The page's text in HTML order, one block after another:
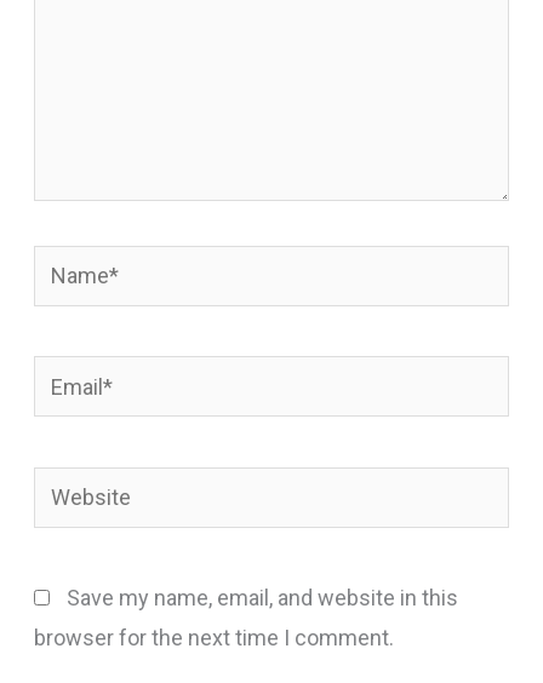
Name*
Email*
Website
Save my name, email, and website in this
browser for the next time I comment.